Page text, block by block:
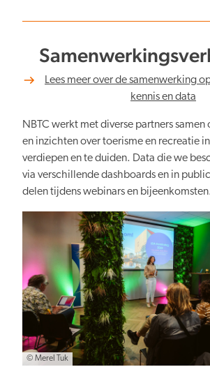
Lees meer over de samenwerking
kennis en data
NBTC werkt met diverse partners samen
en inzichten over toerisme en recreatie
verdiepen en te duiden. Data die we
via verschillende dashboards en in
delen tijdens webinars en bijeenkomsten.
© Merel Tuk